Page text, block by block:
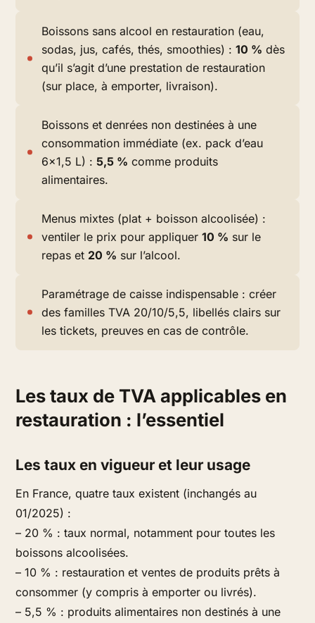
Boissons sans alcool en restauration (eau,
sodas, jus, cafés, thés, smoothies) :10 % dès
qu’il s’agit d’une prestation de restauration
(sur place, à emporter, livraison).
Boissons et denrées non destinées à une
consommation immédiate (ex. pack d’eau
6×1,5 L) :5,5 % comme produits
alimentaires.
Menus mixtes (plat + boisson alcoolisée) :
ventiler le prix pour appliquer10 % sur le
repas et 20 % sur l’alcool.
Paramétrage de caisse indispensable : créer
des familles TVA 20/10/5,5, libellés clairs sur
les tickets, preuves en cas de contrôle.
Les taux de TVA applicables en
restauration : l’essentiel
Les taux en vigueur et leur usage
En France, quatre taux existent (inchangés au
01/2025) :
– 20 % : taux normal, notamment pour toutes les
boissons alcoolisées.
– 10 % : restauration et ventes de produits prêts à
consommer (y compris à emporter ou livrés).
– 5,5 % : produits alimentaires non destinés à une